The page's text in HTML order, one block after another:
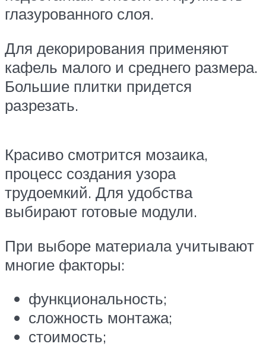
глазурованного слоя.
Для декорирования применяют
кафель малого и среднего размера.
Большие плитки придется
разрезать.
Красиво смотрится мозаика,
процесс создания узора
трудоемкий. Для удобства
выбирают готовые модули.
При выборе материала учитывают
многие факторы:
функциональность;
сложность монтажа;
стоимость;